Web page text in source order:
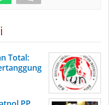
Total: